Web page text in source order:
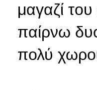
μαγαζί
παίρνω
πολύ